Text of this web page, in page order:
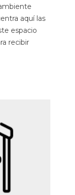
aquí las
espacio
recibir